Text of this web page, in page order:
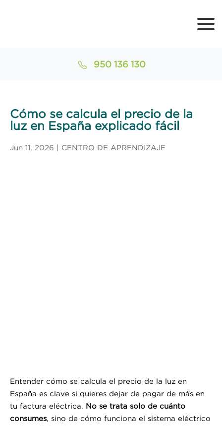
950 136 130
Cómo se calcula el precio de la
luz en España explicado fácil
Jun 11, 2026 CENTRO DE APRENDIZAJE
Entender cómo se calcula el precio de la luz en
España es clave si quieres dejar de pagar de más en
tu factura eléctrica. No se trata solo de cuánto
consumes, sino de cómo funciona el sistema eléctrico